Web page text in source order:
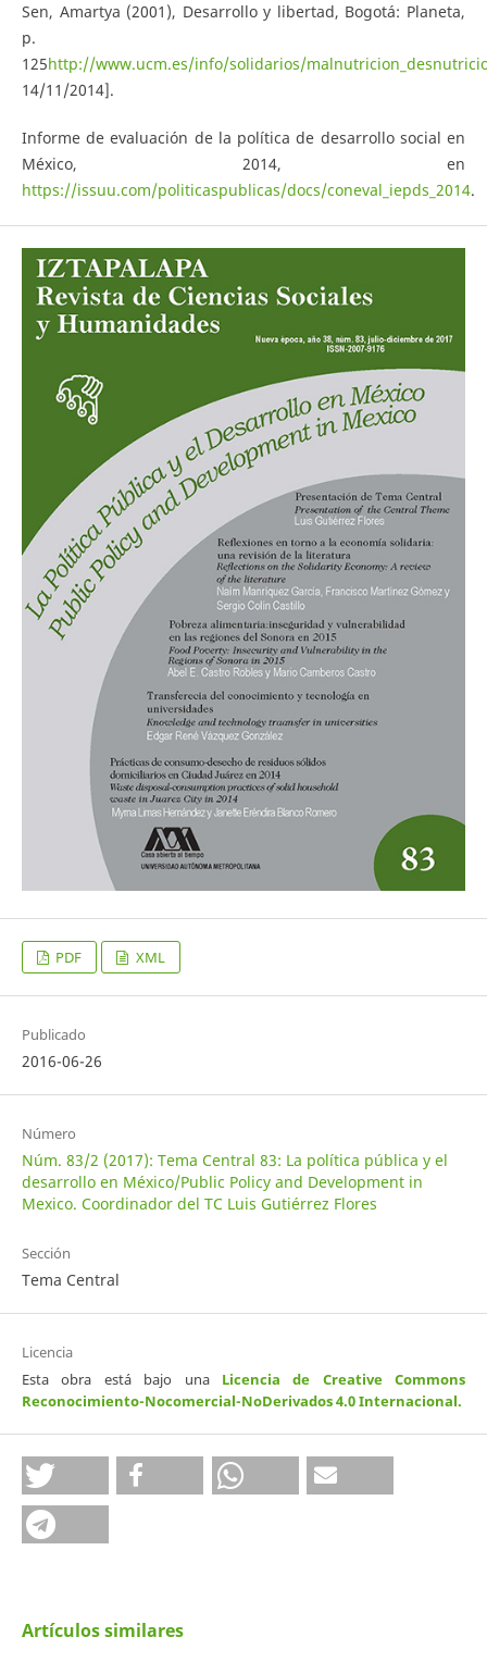
Sen, Amartya (2001), Desarrollo y libertad, Bogotá: Planeta,
p.
125http://www.ucm.es/info/solidarios/
14/11/2014].
Informe de evaluación de la política de desarrollo social en
México, 2014, en
https://issuu.com/politicaspublicas/docs/coneval_iepds_2014.
PDF XML
Publicado
2016-06-26
Número
Núm. 83/2 (2017): Tema Central 83: La política pública y el
desarrollo en México/Public Policy and Development in
Mexico. Coordinador del TC Luis Gutiérrez Flores
Sección
Tema Central
Licencia
Esta obra está bajo una Licencia de Creative Commons
Reconocimiento-Nocomercial-NoDerivados 4.0 Internacional.
Artículos similares